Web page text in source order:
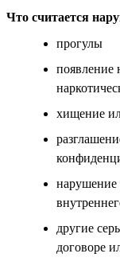
Что считается
прогулы
появление
хищение
нарушение
другие
договоре